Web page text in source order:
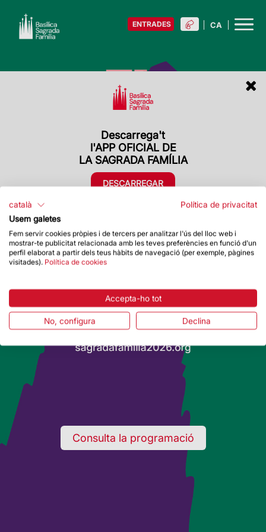
Descarrega't
l'APP OFICIAL DE
LA SAGRADA FAMÍLIA
DESCARREGAR
Descarrega't
l'APP OFICIAL DE
LA SAGRADA FAMÍLIA
DESCARREGAR
ENTRADES
Consulta la programació
català
Política de privacitat
Usem galetes
Fem servir cookies pròpies i de tercers per analitzar l'ús del lloc web i
mostrar-te publicitat relacionada amb les teves preferències en funció d'un
perfil elaborat a partir dels teus hàbits de navegació (per exemple, pàgines
visitades). Política de cookies
Accepta-ho tot
No, configura Declina